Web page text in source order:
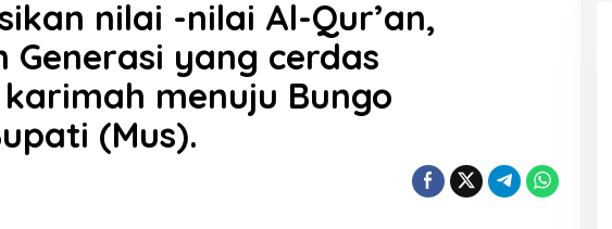
nilai -nilai Al-Qur’an,
Generasi yang cerdas
menuju Bungo
(Mus).
Bungo Pasangan Dedy Dayat
Unggul 220 Suara
Di Bungo, Politik